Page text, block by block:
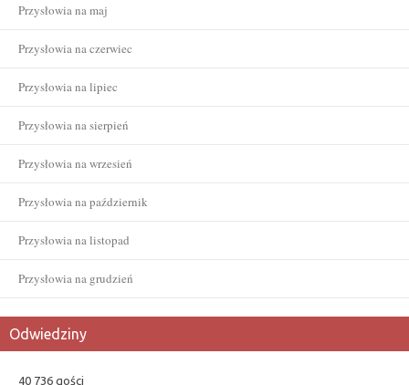
Przysłowia na maj
Przysłowia na czerwiec
Przysłowia na lipiec
Przysłowia na sierpień
Przysłowia na wrzesień
Przysłowia na październik
Przysłowia na listopad
Przysłowia na grudzień
Odwiedziny
40 736 gości